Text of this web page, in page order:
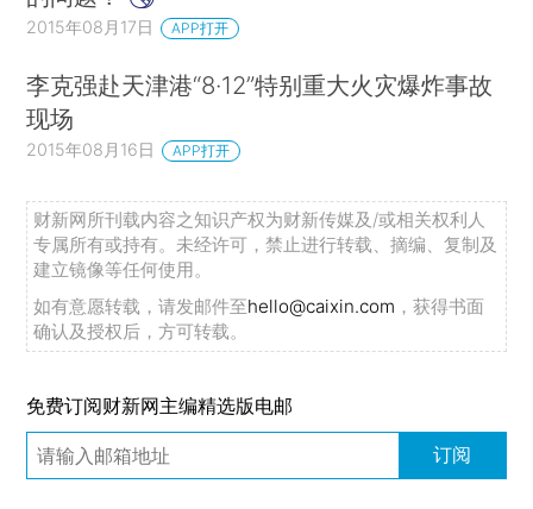
2015年08月17日 APP打开
李克强赴天津港“8·12”特别重大火灾爆炸事故
现场
2015年08月16日 APP打开
财新网所刊载内容之知识产权为财新传媒及/或相关权利人
专属所有或持有。未经许可，禁止进行转载、摘编、复制及
建立镜像等任何使用。
如有意愿转载，请发邮件至hello@caixin.com ，获得书面
确认及授权后，方可转载。
免费订阅财新网主编精选版电邮
订阅